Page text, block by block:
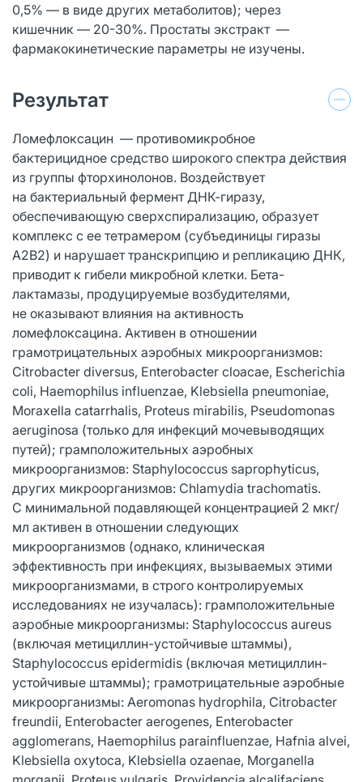
0,5% — в виде других метаболитов); через
кишечник — 20-30%. Простаты экстракт —
фармакокинетические параметры не изучены.
Результат
Ломефлоксацин — противомикробное
бактерицидное средство широкого спектра действия
из группы фторхинолонов. Воздействует
на бактериальный фермент ДНК-гиразу,
обеспечивающую сверхспирализацию, образует
комплекс с ее тетрамером (субъединицы гиразы
А2В2) и нарушает транскрипцию и репликацию ДНК,
приводит к гибели микробной клетки. Бета-
лактамазы, продуцируемые возбудителями,
не оказывают влияния на активность
ломефлоксацина. Активен в отношении
грамотрицательных аэробных микроорганизмов:
Citrobacter diversus, Enterobacter cloacae, Escherichia
coli, Haemophilus influenzae, Klebsiella pneumoniae,
Moraxella catarrhalis, Proteus mirabilis, Pseudomonas
aeruginosa (только для инфекций мочевыводящих
путей); грамположительных аэробных
микроорганизмов: Staphylococcus saprophyticus,
других микроорганизмов: Chlamydia trachomatis.
С минимальной подавляющей концентрацией 2 мкг/
мл активен в отношении следующих
микроорганизмов (однако, клиническая
эффективность при инфекциях, вызываемых этими
микроорганизмами, в строго контролируемых
исследованиях не изучалась): грамположительные
аэробные микроорганизмы: Staphylococcus aureus
(включая метициллин-устойчивые штаммы),
Staphylococcus epidermidis (включая метициллин-
устойчивые штаммы); грамотрицательные аэробные
микроорганизмы: Aeromonas hydrophila, Citrobacter
freundii, Enterobacter aerogenes, Enterobacter
agglomerans, Haemophilus parainfluenzae, Hafnia alvei,
Klebsiella oxytoca, Klebsiella ozaenae, Morganella